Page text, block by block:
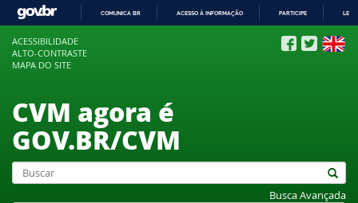
COMUNICA BR ACESSO À INFORMAÇÃO PARTICIPE
ACESSIBILIDADE
ALTO-CONTRASTE
MAPA DO SITE
CVM agora é
GOV.BR/CVM
Busca Avançada